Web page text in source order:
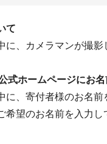
て
に、カメラマンが撮影
式ホームページにお
に、寄付者様のお名
希望のお名前を入力し